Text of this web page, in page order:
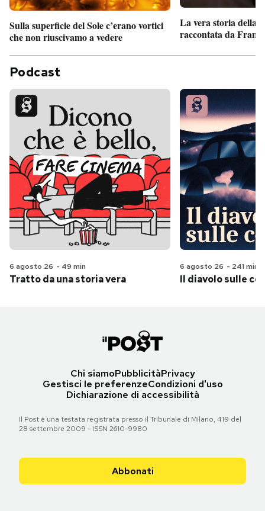
Sulla superficie del Sole c’erano vortici
che non riuscivamo a vedere
La vera storia della
raccontata da
Podcast
6 agosto 26 - 49 min
Tratto da una storia vera
6 agosto 26 - 241 min
Il diavolo sulle
Chi siamoPubblicitàPrivacy
Gestisci le preferenzeCondizioni d'uso
Dichiarazione di accessibilità
Il Post è una testata registrata presso il Tribunale di Milano, 419 del
28 settembre 2009 - ISSN 2610-9980
Abbonati